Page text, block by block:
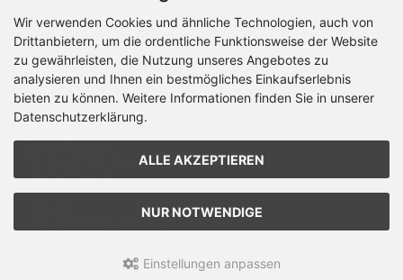
Mo-Do 8.00 bis 16.30 Uhr
Bürozeiten:
Mo-Do 8.00 bis 16.30 Uhr
Fr 8.00 bis 12.30 Uhr
+49 (0) 09561 85900
info@hermann.de
Geschäftsführer
Martin Hermann
Handelsregister Amtsgericht Coburg
Wir verwenden Cookies und ähnliche Technologien, auch von
Drittanbietern, um die ordentliche Funktionsweise der Website
zu gewährleisten, die Nutzung unseres Angebotes zu
analysieren und Ihnen ein bestmögliches Einkaufserlebnis
bieten zu können. Weitere Informationen finden Sie in unserer
Datenschutzerklärung.
ALLE AKZEPTIEREN
NUR NOTWENDIGE
Einstellungen anpassen